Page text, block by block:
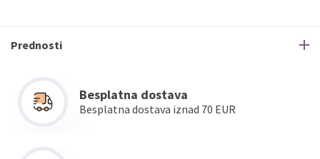
Prednosti
Besplatna dostava
Besplatna dostava iznad 70 EUR